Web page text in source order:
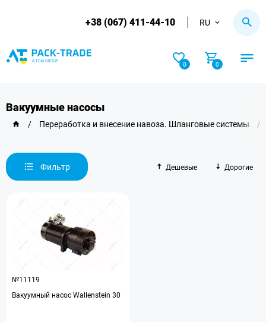
+38 (067) 411-44-10 RU
0 0
Вакуумные насосы
/ Переработка и внесение навоза. Шланговые системы /
Фильтр Дешевые Дорогие
№11119
Вакуумный насос Wallenstein 30